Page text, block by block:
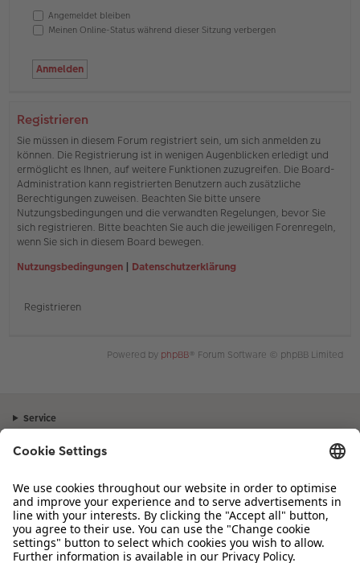
Angemeldet bleiben
Meinen Online-Status während dieser Sitzung verbergen
Registrieren
Sie müssen in diesem Forum registriert sein, um sich anmelden zu
können. Die Registrierung ist in wenigen Augenblicken erledigt und
ermöglicht es Ihnen, auf weitere Funktionen zuzugreifen. Die Board-
Administration kann registrierten Benutzern auch zusätzliche
Berechtigungen zuweisen. Beachten Sie bitte unsere
Nutzungsbedingungen und die verwandten Regelungen, bevor Sie
sich registrieren. Bitte beachten Sie auch die jeweiligen Forenregeln,
wenn Sie sich in diesem Board bewegen.
Nutzungsbedingungen | Datenschutzerklärung
Registrieren
Powered by phpBB® Forum Software © phpBB Limited
Service
Sortiment